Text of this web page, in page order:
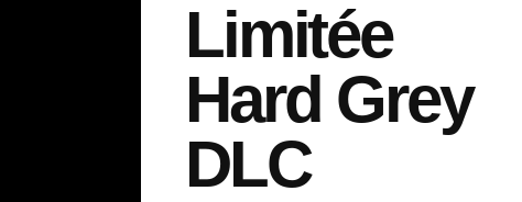
Limitée
Hard Grey
DLC